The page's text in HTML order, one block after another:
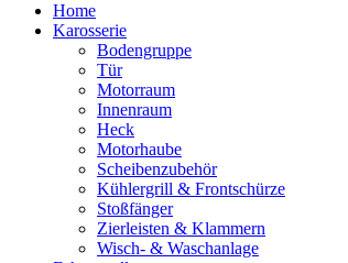
Home
Karosserie
Bodengruppe
Tür
Motorraum
Innenraum
Heck
Motorhaube
Scheibenzubehör
Kühlergrill & Frontschürze
Stoßfänger
Zierleisten & Klammern
Wisch- & Waschanlage